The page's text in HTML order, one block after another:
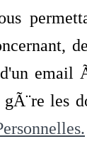
d'un
les